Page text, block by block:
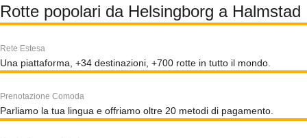
Rotte popolari da Helsingborg a Halmstad
Rete Estesa
Una piattaforma, +34 destinazioni, +700 rotte in tutto il mondo.
Prenotazione Comoda
Parliamo la tua lingua e offriamo oltre 20 metodi di pagamento.